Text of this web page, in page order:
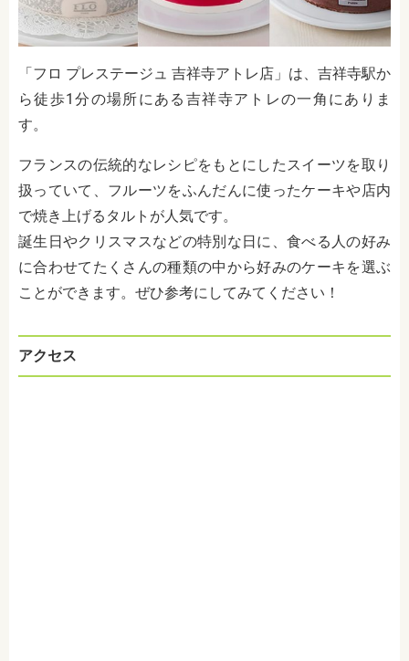
「フロ プレステージュ 吉祥寺アトレ店」は、吉祥寺駅か
ら徒歩1分の場所にある吉祥寺アトレの一角にありま
す。
フランスの伝統的なレシピをもとにしたスイーツを取り
扱っていて、フルーツをふんだんに使ったケーキや店内
で焼き上げるタルトが人気です。
誕生日やクリスマスなどの特別な日に、食べる人の好み
に合わせてたくさんの種類の中から好みのケーキを選ぶ
ことができます。ぜひ参考にしてみてください！
アクセス